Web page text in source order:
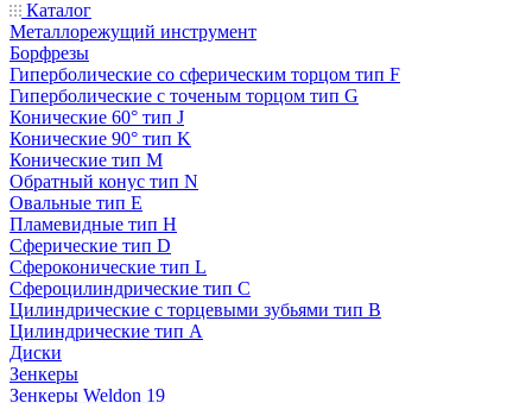
Каталог
Металлорежущий инструмент
Борфрезы
Гиперболические cо сферическим торцом тип F
Гиперболические с точеным торцом тип G
Конические 60° тип J
Конические 90° тип K
Конические тип M
Обратный конус тип N
Овальные тип E
Пламевидные тип H
Сферические тип D
Сфероконические тип L
Сфероцилиндрические тип C
Цилиндрические с торцевыми зубьями тип B
Цилиндрические тип А
Диски
Зенкеры
Зенкеры Weldon 19